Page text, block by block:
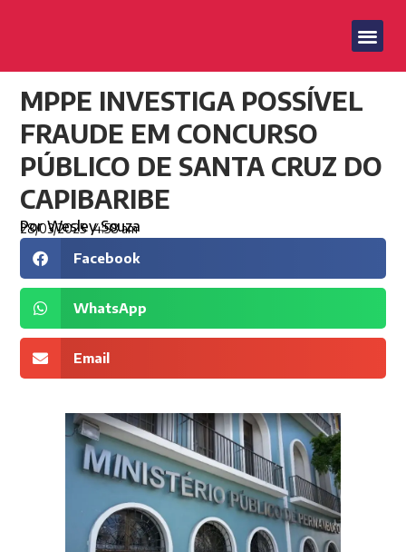
MPPE INVESTIGA POSSÍVEL
FRAUDE EM CONCURSO
PÚBLICO DE SANTA CRUZ DO
CAPIBARIBE
PorWesley Souza
28/03/2025 4:58 am
Facebook
WhatsApp
Email